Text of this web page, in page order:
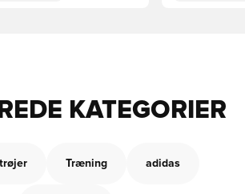
KATEGORIER
Træning adidas